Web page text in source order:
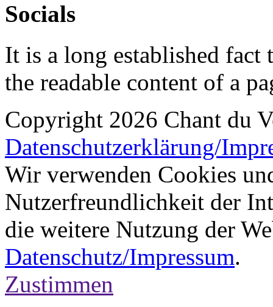
Socials
It is a long established fact
the readable content of a
Copyright 2026 Chant du
Datenschutzerklärung/
Wir verwenden Cookies
Nutzerfreundlichkeit der
die weitere Nutzung der
Datenschutz/Impressum.
Zustimmen